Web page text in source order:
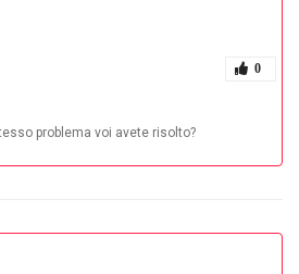
0
problema voi avete risolto?